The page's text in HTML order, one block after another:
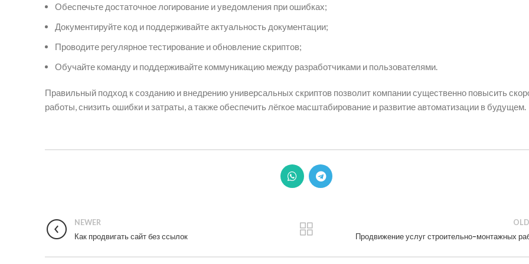
Обеспечьте достаточное логирование и уведомления при ошибках;
Документируйте код и поддерживайте актуальность документации;
Проводите регулярное тестирование и обновление скриптов;
Обучайте команду и поддерживайте коммуникацию между разработчиками и пользователями.
Правильный подход к созданию и внедрению универсальных скриптов позволит компании существенно повысить
работы, снизить ошибки и затраты, а также обеспечить лёгкое масштабирование и развитие автоматизации в будущем.
NEWER
Как продвигать сайт без ссылок Продвижение услуг строительно-монтажных